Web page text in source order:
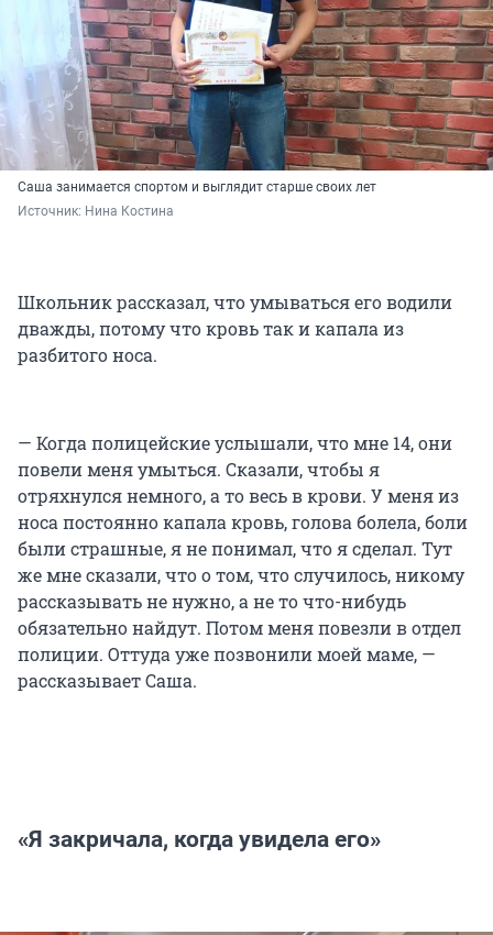
Саша занимается спортом и выглядит старше своих лет
Источник: Нина Костина
Школьник рассказал, что умываться его водили
дважды, потому что кровь так и капала из
разбитого носа.
— Когда полицейские услышали, что мне 14, они
повели меня умыться. Сказали, чтобы я
отряхнулся немного, а то весь в крови. У меня из
носа постоянно капала кровь, голова болела, боли
были страшные, я не понимал, что я сделал. Тут
же мне сказали, что о том, что случилось, никому
рассказывать не нужно, а не то что-нибудь
обязательно найдут. Потом меня повезли в отдел
полиции. Оттуда уже позвонили моей маме, —
рассказывает Саша.
«Я закричала, когда увидела его»